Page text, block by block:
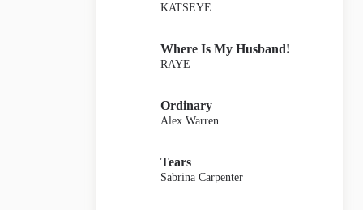
KATSEYE
Where Is My Husband!
RAYE
Ordinary
Alex Warren
Tears
Sabrina Carpenter